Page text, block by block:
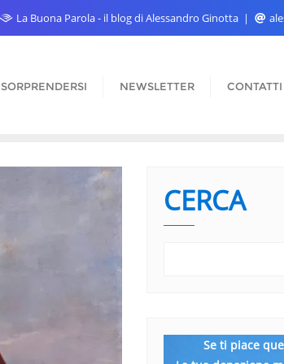
La Buona Parola - il blog di Alessandro Ginotta
SORPRENDERSI NEWSLETTER CONTATTI
CERCA
Se ti piace